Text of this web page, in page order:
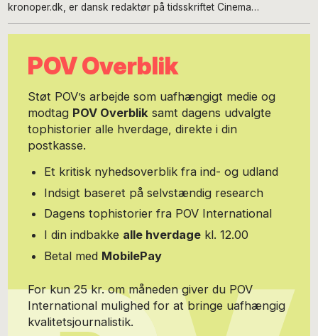
kronoper.dk, er dansk redaktør på tidsskriftet Cinema
Architecture Festival.
POV Overblik
Støt POV’s arbejde som uafhængigt medie og
modtag POV Overbliksamt dagens udvalgte
tophistorier alle hverdage, direkte i din
postkasse.
Et kritisk nyhedsoverblik fra ind- og udland
Indsigt baseret på selvstændig research
Dagens tophistorier fra POV International
I din indbakke alle hverdage kl. 12.00
Betal med MobilePay
For kun 25 kr. om måneden giver du POV
International mulighed for at bringe uafhængig
kvalitetsjournalistik.